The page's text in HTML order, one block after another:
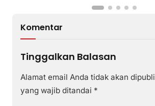
Komentar
Tinggalkan Balasan
Alamat email Anda tidak akan
yang wajib ditandai *